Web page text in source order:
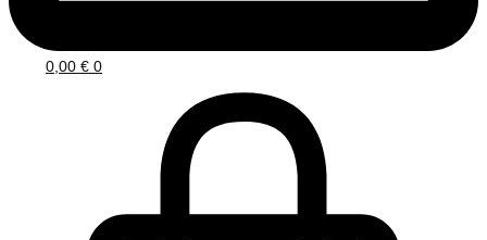
0,00 € 0